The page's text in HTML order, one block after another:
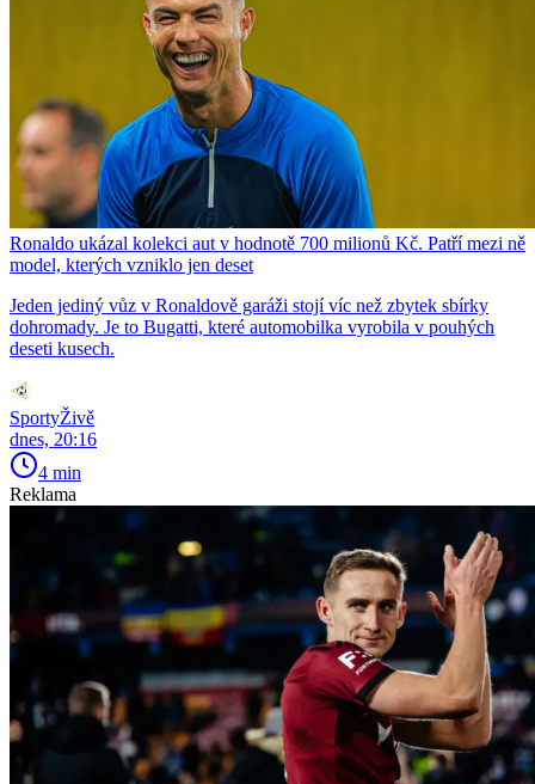
Ronaldo ukázal kolekci aut v hodnotě 700 milionů Kč. Patří mezi ně
model, kterých vzniklo jen deset
Jeden jediný vůz v Ronaldově garáži stojí víc než zbytek sbírky
dohromady. Je to Bugatti, které automobilka vyrobila v pouhých
deseti kusech.
SportyŽivě
dnes, 20:16
4 min
Reklama